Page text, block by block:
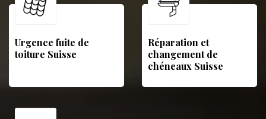
Urgence fuite de
toiture Suisse
Réparation et
changement de
chéneaux Suisse